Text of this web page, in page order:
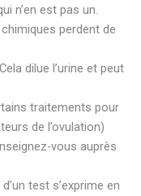
n’en est pas un.
perdent de
dilue l’urine et peut
traitements pour
de l’ovulation)
vous auprès
test s’exprime en